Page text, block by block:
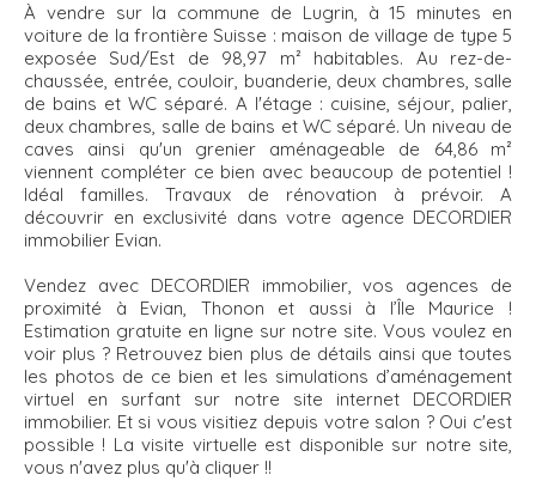
À vendre sur la commune de Lugrin, à 15 minutes en
voiture de la frontière Suisse : maison de village de type 5
exposée Sud/Est de 98,97 m² habitables. Au rez-de-
chaussée, entrée, couloir, buanderie, deux chambres, salle
de bains et WC séparé. A l'étage : cuisine, séjour, palier,
deux chambres, salle de bains et WC séparé. Un niveau de
caves ainsi qu'un grenier aménageable de 64,86 m²
viennent compléter ce bien avec beaucoup de potentiel !
Idéal familles. Travaux de rénovation à prévoir. A
découvrir en exclusivité dans votre agence DECORDIER
immobilier Evian.
Vendez avec DECORDIER immobilier, vos agences de
proximité à Evian, Thonon et aussi à l’Île Maurice !
Estimation gratuite en ligne sur notre site. Vous voulez en
voir plus ? Retrouvez bien plus de détails ainsi que toutes
les photos de ce bien et les simulations d’aménagement
virtuel en surfant sur notre site internet DECORDIER
immobilier. Et si vous visitiez depuis votre salon ? Oui c'est
possible ! La visite virtuelle est disponible sur notre site,
vous n'avez plus qu'à cliquer !!